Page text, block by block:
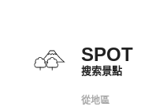
SPOT
搜索景點
從地區